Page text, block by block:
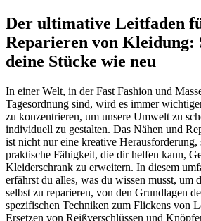
Der ultimative Leitfaden
Reparieren von Kleidung:
deine Stücke wie neu
In einer Welt, in der Fast Fashion und
Tagesordnung sind, wird es immer
zu konzentrieren, um unsere Umwelt zu
individuell zu gestalten. Das Nähen und
ist nicht nur eine kreative Herausforderung,
praktische Fähigkeit, die dir helfen kann,
Kleiderschrank zu erweitern. In diesem
erfährst du alles, was du wissen musst, um
selbst zu reparieren, von den Grundlagen
spezifischen Techniken zum Flickens von
Ersetzen von Reißverschlüssen und